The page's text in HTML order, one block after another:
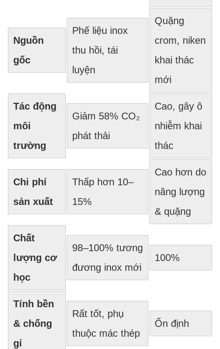
Nguồn
gốc
Phế liệu inox
thu hồi, tái
luyện
Quặng
crom, niken
khai thác
mới
Tác động
môi
trường
Giảm 58% CO₂
phát thải
Cao, gây ô
nhiễm khai
thác
Chi phí
sản xuất
Thấp hơn 10–
15%
Cao hơn do
năng lượng
& quặng
Chất
lượng cơ
học
98–100% tương
đương inox mới
100%
Tính bền
& chống
gỉ
Rất tốt, phụ
thuộc mác thép
Ổn định